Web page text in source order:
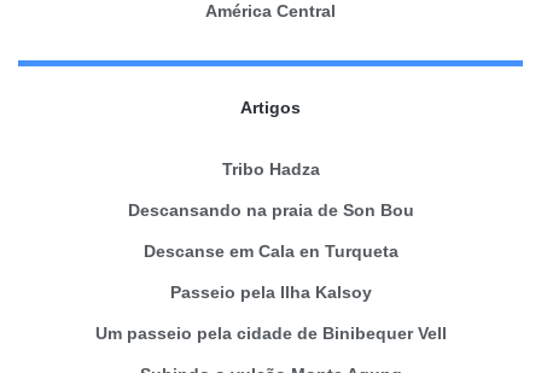
América Central
Artigos
Tribo Hadza
Descansando na praia de Son Bou
Descanse em Cala en Turqueta
Passeio pela Ilha Kalsoy
Um passeio pela cidade de Binibequer Vell